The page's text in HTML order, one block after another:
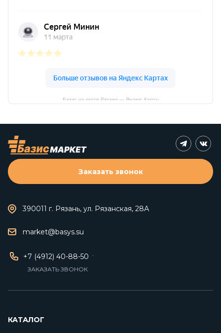
Базис на карте Рязани — Яндекс Карты
390011 г. Рязань, ул. Рязанская, 28А
market@basys.su
+7 (4912) 40-88-50
ЗАКАЗАТЬ ЗВОНОК
Заказать звонок
КАТАЛОГ